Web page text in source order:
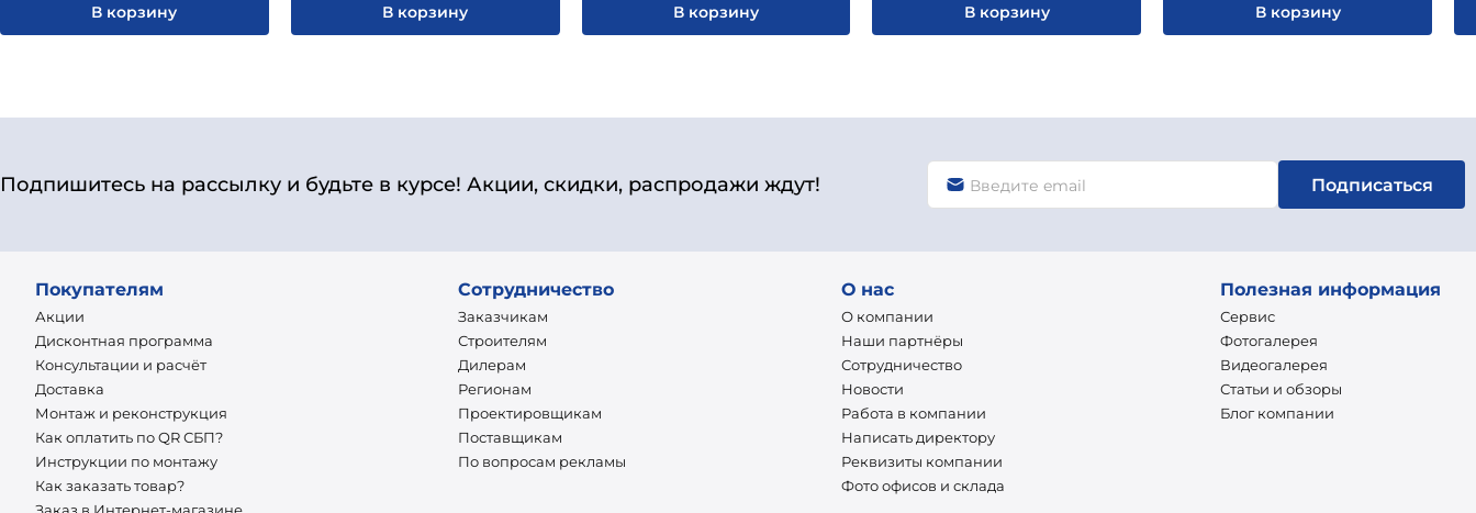
В корзину В корзину В корзину В корзину В корзину
Подпишитесь на рассылку и будьте в курсе! Акции, скидки, распродажи ждут! Подписаться
Покупателям
Акции
Дисконтная программа
Консультации и расчёт
Доставка
Монтаж и реконструкция
Как оплатить по QR СБП?
Инструкции по монтажу
Как заказать товар?
Сотрудничество
Заказчикам
Строителям
Дилерам
Регионам
Проектировщикам
Поставщикам
По вопросам рекламы
О нас
О компании
Наши партнёры
Сотрудничество
Новости
Работа в компании
Написать директору
Реквизиты компании
Фото офисов и склада
Полезная информация
Сервис
Фотогалерея
Видеогалерея
Статьи и обзоры
Блог компании